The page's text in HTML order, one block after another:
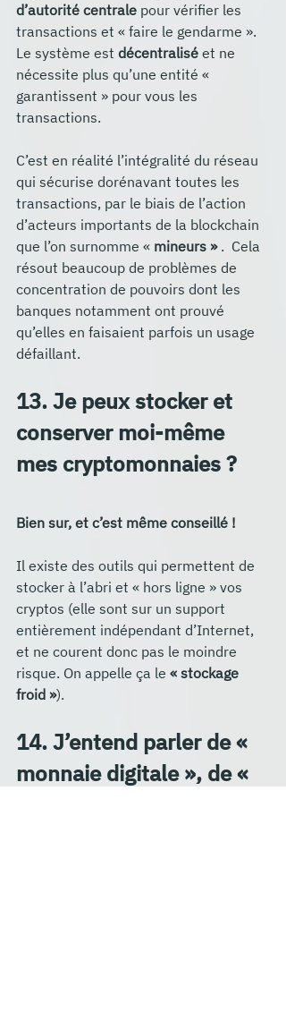
d’autorité centrale pour vérifier les
transactions et « faire le gendarme ».
Le système est décentralisé et ne
nécessite plus qu’une entité «
garantissent » pour vous les
transactions.
C’est en réalité l’intégralité du réseau
qui sécurise dorénavant toutes les
transactions, par le biais de l’action
d’acteurs importants de la blockchain
que l’on surnomme « mineurs » .  Cela
résout beaucoup de problèmes de
concentration de pouvoirs dont les
banques notamment ont prouvé
qu’elles en faisaient parfois un usage
défaillant.
13. Je peux stocker et
conserver moi-même
mes cryptomonnaies ?
Bien sur, et c’est même conseillé !
Il existe des outils qui permettent de
stocker à l’abri et « hors ligne » vos
cryptos (elle sont sur un support
entièrement indépendant d’Internet,
et ne courent donc pas le moindre
risque. On appelle ça le « stockage
froid »).
14. J’entend parler de «
monnaie digitale », de «